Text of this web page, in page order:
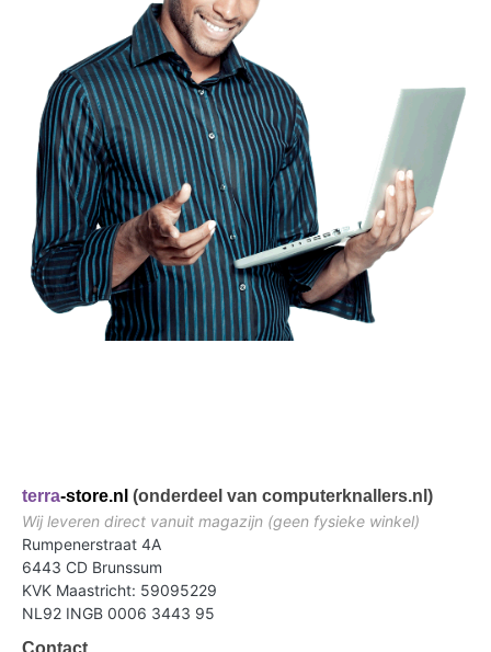
terra-store.nl (onderdeel van computerknallers.nl)
Wij leveren direct vanuit magazijn (geen fysieke winkel)
Rumpenerstraat 4A
6443 CD Brunssum
KVK Maastricht: 59095229
NL92 INGB 0006 3443 95
Contact